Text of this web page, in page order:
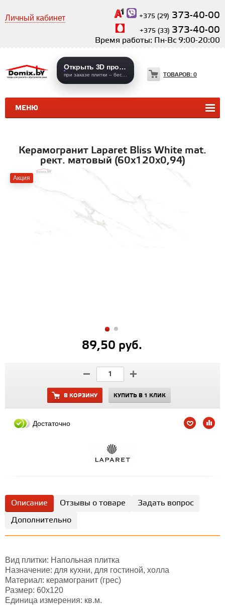
Личный кабинет +375 (29) 373-40-00
+375 (33) 373-40-00
Время работы: Пн-Вс 9:00-20:00
МЕНЮ
Открыть 3D проекты
ТОВАРОВ: 0
КЕРАМИЧЕСКАЯ ПЛИТКА
Керамогранит Laparet Bliss White mat.
рект. матовый (60х120х0,94)
Акция
89,50 руб.
В КОРЗИНУ КУПИТЬ В 1 КЛИК
Достаточно
Описание Отзывы о товаре
Задать вопрос
Дополнительно
Вид плитки: Напольная плитка
Назначение: для кухни, для гостиной, холла
Материал: керамогранит (грес)
Размер: 60х120
Единица измерения: кв.м.